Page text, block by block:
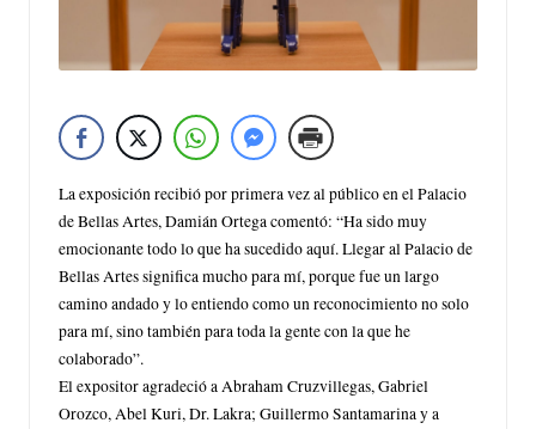
La exposición recibió por primera vez al público en el Palacio
de Bellas Artes, Damián Ortega comentó: “Ha sido muy
emocionante todo lo que ha sucedido aquí. Llegar al Palacio de
Bellas Artes significa mucho para mí, porque fue un largo
camino andado y lo entiendo como un reconocimiento no solo
para mí, sino también para toda la gente con la que he
colaborado”.
El expositor agradeció a Abraham Cruzvillegas, Gabriel
Orozco, Abel Kuri, Dr. Lakra; Guillermo Santamarina y a